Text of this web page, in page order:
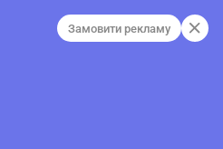
Замовити рекламу